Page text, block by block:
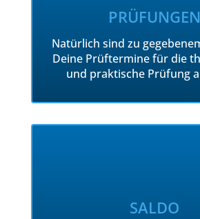
PRÜFUNGEN
Natürlich sind zu
Deine Prüftermine für die
und praktische Prüfung
SALDO